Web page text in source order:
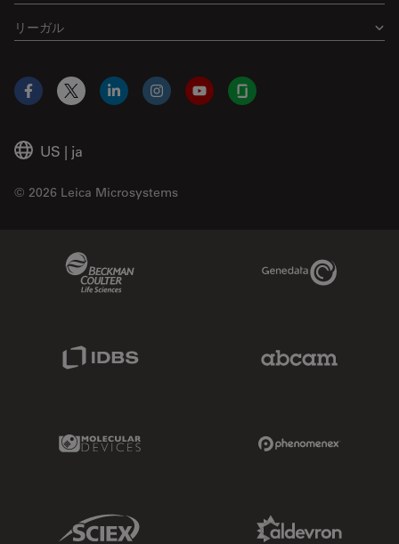
リーガル
US | ja
© 2026 Leica Microsystems
Facebook
X LinkedInInstagramYouTubeGlassdoor
Genedata Link
Molecular Devices Link
Sciex Link